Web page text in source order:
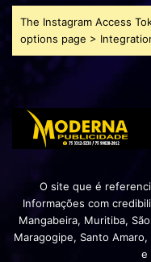
The Instagram Access
options page >
O site que é
Informações com
Mangabeira, Muritiba,
Maragogipe, Santo
e